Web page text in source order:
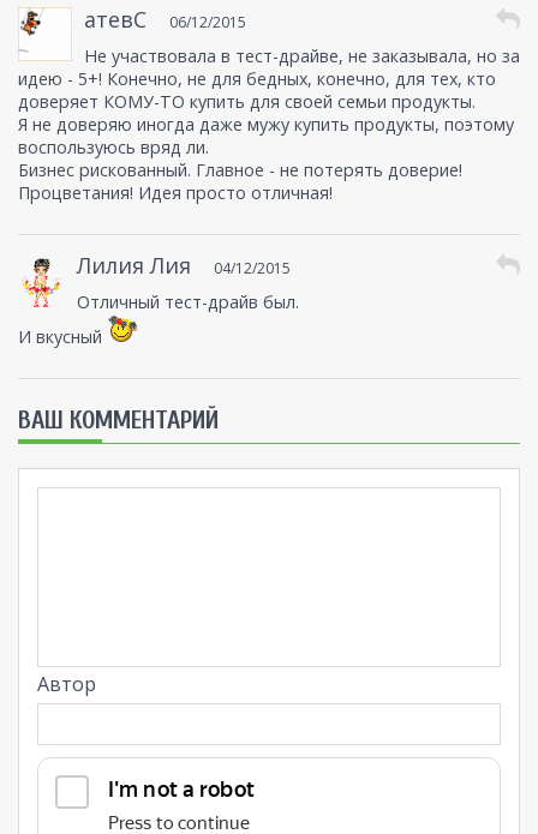
атевС 06/12/2015
Не участвовала в тест-драйве, не заказывала, но за
идею - 5+! Конечно, не для бедных, конечно, для тех, кто
доверяет КОМУ-ТО купить для своей семьи продукты.
Я не доверяю иногда даже мужу купить продукты, поэтому
воспользуюсь вряд ли.
Бизнес рискованный. Главное - не потерять доверие!
Процветания! Идея просто отличная!
Лилия Лия 04/12/2015
Отличный тест-драйв был.
И вкусный
ВАШ КОММЕНТАРИЙ
Автор